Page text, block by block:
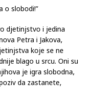
o slobodi!”
djetinjstvo i jedina
Petra i Jakova,
koje se ne
blago u srcu. Oni su
je igra slobodna,
da zastanete,